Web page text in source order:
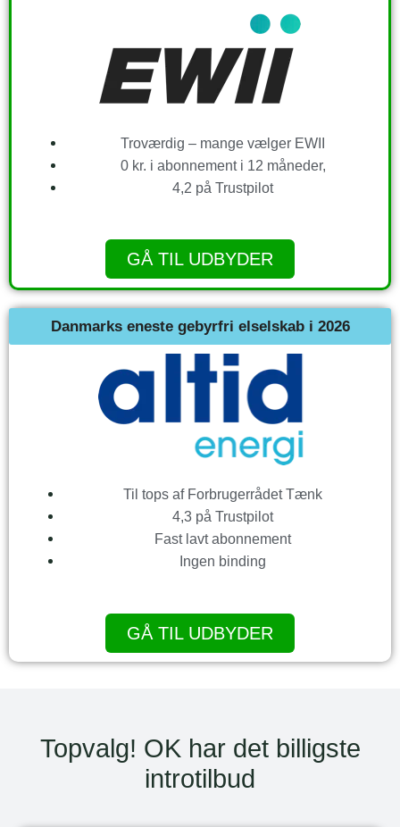
Troværdig – mange vælger EWII
0 kr. i abonnement i 12 måneder,
4,2 på Trustpilot
GÅ TIL UDBYDER
Danmarks eneste gebyrfri elselskab i 2026
Til tops af Forbrugerrådet Tænk
4,3 på Trustpilot
Fast lavt abonnement
Ingen binding
GÅ TIL UDBYDER
Topvalg! OK har det billigste
introtilbud